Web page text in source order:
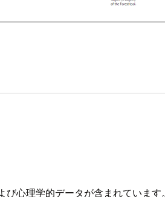
心理学的データが含まれています。